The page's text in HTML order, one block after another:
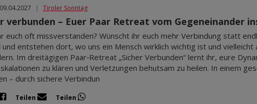
| Tiroler Sonntag
verbunden – Euer Paar Retreat vom Gegeneinander
euch oft missverstanden? Wünscht ihr euch mehr Verbindung statt
und entstehen dort, wo uns ein Mensch wirklich wichtig ist und vielleicht
Im dreitägigen Paar‑Retreat „Sicher Verbunden“ lernt ihr, eure
zu klären und Verletzungen behutsam zu heilen. In einem
– durch sichere Verbindun
Teilen Teilen